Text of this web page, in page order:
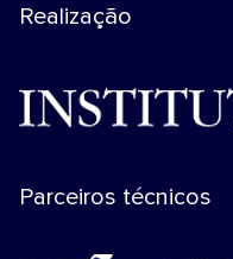
Realização
Parceiros técnicos